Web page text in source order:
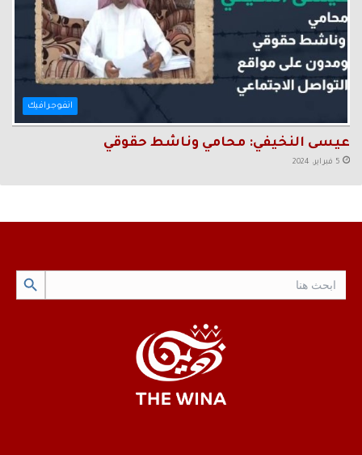
انفوجرافيك
عيسى النخيفي: محامي وناشط حقوقي
5 فبراير، 2024
Search Button